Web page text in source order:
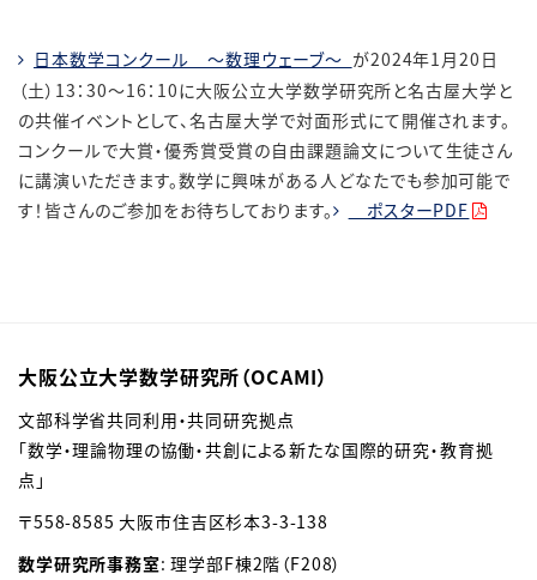
日本数学コンクール ～数理ウェーブ～ が2024年1月20日
（土）13：30～16：10に大阪公立大学数学研究所と名古屋大学と
の共催イベントとして、名古屋大学で対面形式にて開催されます。
コンクールで大賞・優秀賞受賞の自由課題論文について生徒さん
に講演いただきます。数学に興味がある人どなたでも参加可能で
す！皆さんのご参加をお待ちしております。
ポスターPDF
大阪公立大学数学研究所（OCAMI）
文部科学省共同利用・共同研究拠点
「数学・理論物理の協働・共創による新たな国際的研究・教育拠
点」
〒558-8585 大阪市住吉区杉本3-3-138
数学研究所事務室: 理学部F棟2階（F208）